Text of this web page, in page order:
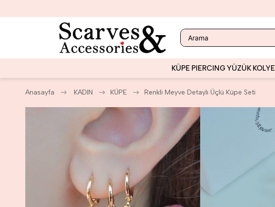
KÜPE PIERCING YÜZÜK KOLYE
Anasayfa KADIN KÜPE Renkli Meyve Detaylı Üçlü Küpe Seti